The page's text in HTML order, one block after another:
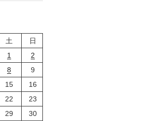
土
日
1
2
8
9
15
16
22
23
29
30